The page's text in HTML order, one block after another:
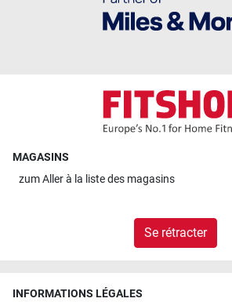
MAGASINS
zumAller à la liste des magasins
Se rétracter
INFORMATIONS LÉGALES